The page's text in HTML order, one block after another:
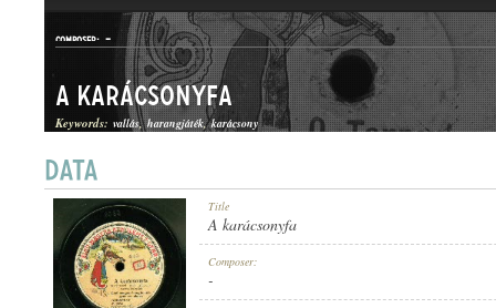
COMPOSER: -
KARÁCSONYI ÉNEK
A karácsonyfa
Keywords: vallás harangjáték karácsony
Title
A karácsonyfa
Composer:
-